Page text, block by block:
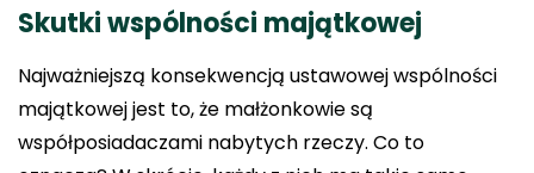
Skutki wspólności majątkowej
Najważniejszą konsekwencją ustawowej wspólności
majątkowej jest to, że małżonkowie są
współposiadaczami nabytych rzeczy. Co to